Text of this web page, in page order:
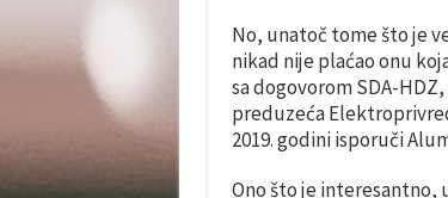
No, unatoč tome što je
nikad nije plaćao onu
sa dogovorom SDA-
preduzeća
2019. godini isporuči
Ono što je